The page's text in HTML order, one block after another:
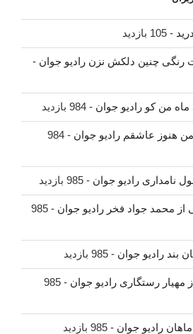
- 105 بازدید
رنگی چنین دلکش نزن رادیو جوان -
ماه من کو رادیو جوان - 984 بازدید
من هنوز عاشقم رادیو جوان
- 984
نامداری رادیو جوان - 985 بازدید
از محمد جواد فخر رادیو جوان
- 985
بند رادیو جوان - 985 بازدید
مهیار رستگاری رادیو جوان
- 985
ماهان رادیو جوان - 985 بازدید